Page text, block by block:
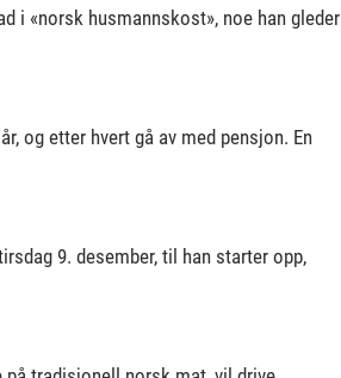
i «norsk husmannskost», noe han gleder
og etter hvert gå av med pensjon. En
9. desember, til han starter opp,